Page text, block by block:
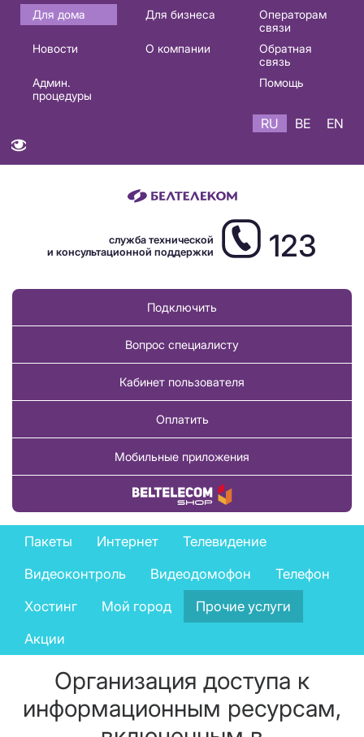
Основная
навигация
Для дома Для бизнеса
Операторам
связи
Новости
О компании
Обратная
связь
Админ.
процедуры
Помощь
RU BE EN
служба технической
и консультационной поддержки
123
Подключить
Вопрос специалисту
Кабинет пользователя
Оплатить
Мобильные приложения
Купить товар
Private
services
menu
Пакеты Интернет
Телевидение
Видеоконтроль
Видеодомофон
Телефон
Хостинг
Мой город
Прочие услуги
Акции
Организация доступа к
информационным ресурсам,